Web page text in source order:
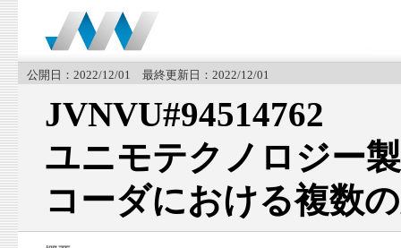
公開日：2022/12/01 最終更新日：2022/12/01
JVNVU#94514762
ユニモテクノロジー
コーダにおける複数